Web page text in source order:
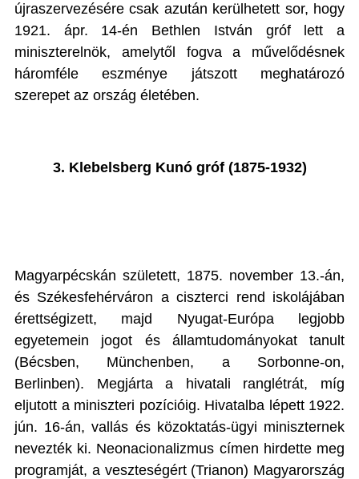
újraszervezésére csak azután kerülhetett sor, hogy
1921. ápr. 14-én Bethlen István gróf lett a
miniszterelnök, amelytől fogva a művelődésnek
háromféle eszménye játszott meghatározó
szerepet az ország életében.
3. Klebelsberg Kunó gróf (1875-1932)
Magyarpécskán született, 1875. november 13.-án,
és Székesfehérváron a ciszterci rend iskolájában
érettségizett, majd Nyugat-Európa legjobb
egyetemein jogot és államtudományokat tanult
(Bécsben, Münchenben, a Sorbonne-on,
Berlinben). Megjárta a hivatali ranglétrát, míg
eljutott a miniszteri pozícióig. Hivatalba lépett 1922.
jún. 16-án, vallás és közoktatás-ügyi miniszternek
nevezték ki. Neonacionalizmus címen hirdette meg
programját, a veszteségért (Trianon) Magyarország